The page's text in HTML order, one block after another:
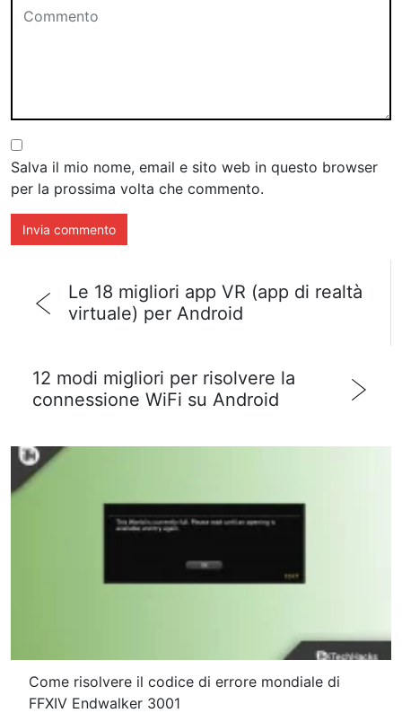
Salva il mio nome, email e sito web in questo browser
per la prossima volta che commento.
Le 18 migliori app VR (app di realtà
virtuale) per Android
12 modi migliori per risolvere la
connessione WiFi su Android
Come risolvere il codice di errore mondiale di
FFXIV Endwalker 3001